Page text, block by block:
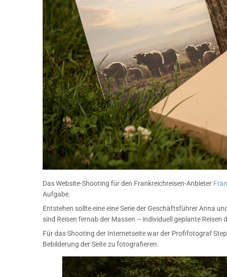
Das Website-Shooting für den Frankreichreisen-Anbieter
Aufgabe.
Entstehen sollte eine eine Serie der Geschäftsführer Anna
sind Reisen fernab der Massen – individuell geplante Reisen
Für das Shooting der Internetseite war der Profifotograf
Bebilderung der Seite zu fotografieren.